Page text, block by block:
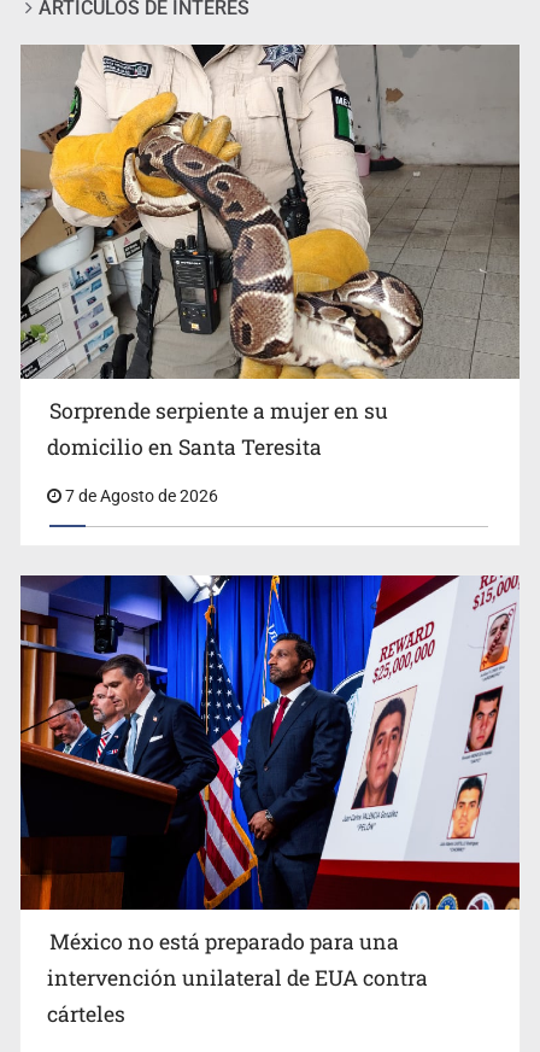
Detienen a tres miembros de red transnacional de
tráfico de personas
Procesan a el “R1”, presunto líder criminal en Jalisco y
Michoacán
Desapariciones en Jalisco, con complicidad de policías,
ARTÍCULOS DE INTERÉS
Sorprende serpiente a mujer en su
domicilio en Santa Teresita
7 de Agosto de 2026
México no está preparado para una
intervención unilateral de EUA contra
cárteles